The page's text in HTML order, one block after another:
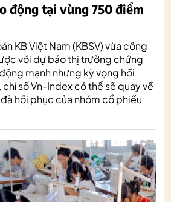
động tại vùng 750 điểm
KB Việt Nam (KBSV) vừa công
với dự báo thị trường chứng
mạnh nhưng kỳ vọng hồi
số Vn-Index có thể sẽ quay về
hồi phục của nhóm cổ phiếu